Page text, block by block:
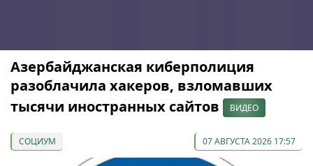
Азербайджанская киберполиция
разоблачила хакеров, взломавших
тысячи иностранных сайтов
ВИДЕО
СОЦИУМ 07 АВГУСТА 2026 17:57